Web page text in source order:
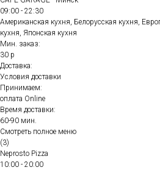
09:00 - 22:30
Американская кухня, Белорусская кухня,
кухня, Японская кухня
Мин. заказ:
30 р
Доставка:
Условия доставки
Принимаем:
оплата Online
Время доставки:
60-90 мин.
Смотреть полное меню
(3)
Neprosto Pizza
10:00 - 20:00